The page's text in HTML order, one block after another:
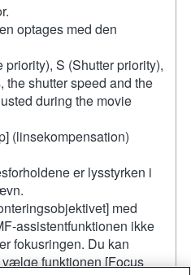
optages med den
S (Shutter priority),
the shutter speed and the
during the movie
(linsekompensation)
er lysstyrken i
med
assistentfunktionen ikke
fokusringen. Du kan
funktionen [Focus